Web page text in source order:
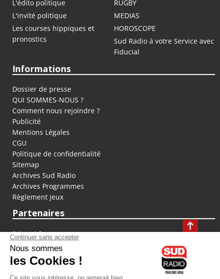
L'édito politique
RUGBY
L'invité politique
MEDIAS
Les courses hippiques et
pronostics
HOROSCOPE
Sud Radio à votre Service avec
Fiducial
Informations
Dossier de presse
QUI SOMMES-NOUS ?
Comment nous rejoindre ?
Publicité
Mentions Légales
CGU
Politique de confidentialité
Sitemap
Archives Sud Radio
Archives Programmes
Règlement jeux
Partenaires
fiducial.fr
lyoncapitale.fr
olympique-et-lyonnais.com
L'application Iphone / Android